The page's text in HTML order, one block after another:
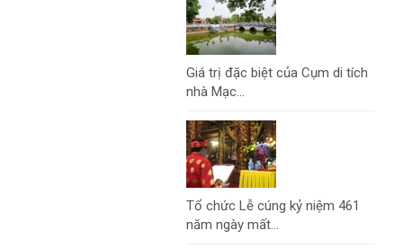
Giá trị đặc biệt của Cụm di tích
nhà Mạc...
Tổ chức Lễ cúng kỷ niệm 461
năm ngày mất...